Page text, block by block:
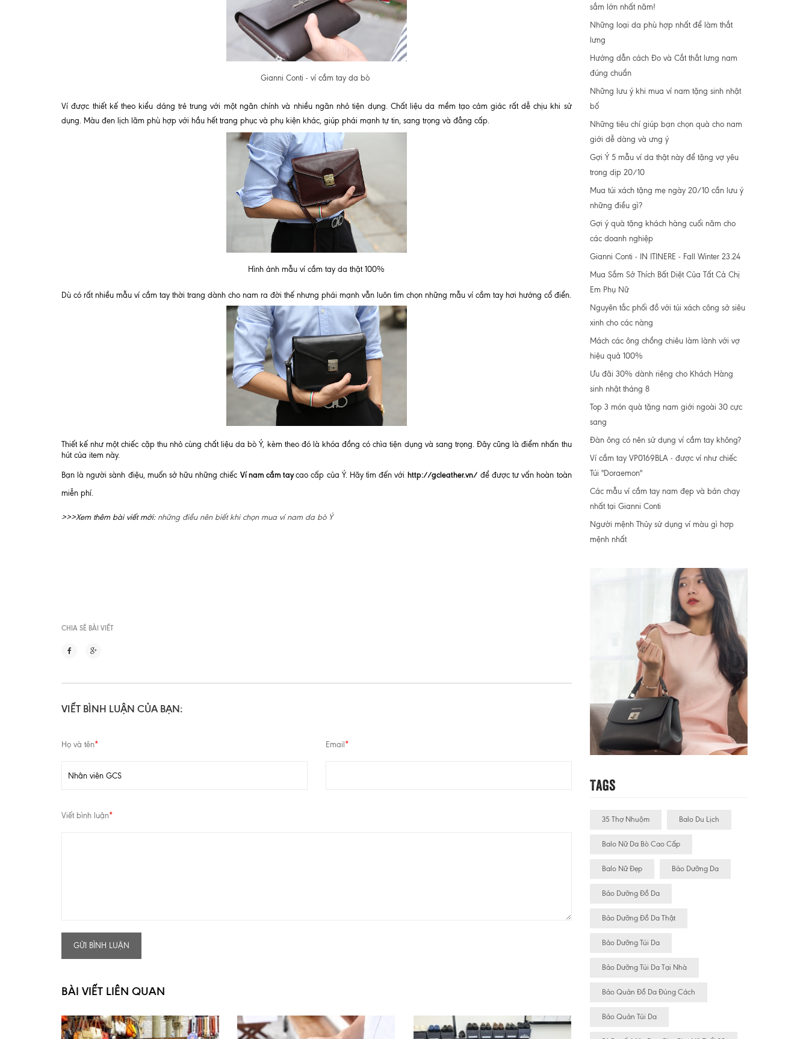
Gianni Conti - ví cầm tay da bò
Ví được thiết kế theo kiểu dáng trẻ trung với một ngăn chính và nhiều ngăn nhỏ tiện dụng. Chất liệu da mềm tạo cảm giác rất dễ chịu khi sử
dụng. Màu đen lịch lãm phù hợp với hầu hết trang phục và phụ kiện khác, giúp phái mạnh tự tin, sang trọng và đẳng cấp.
Hình ảnh mẫu ví cầm tay da thật 100%
Dù có rất nhiều mẫu ví cầm tay thời trang dành cho nam ra đời thế nhưng phái mạnh vẫn luôn tìm chọn những mẫu ví cầm tay hơi hướng cổ điển.
Thiết kế như một chiếc cặp thu nhỏ cùng chất liệu da bò Ý, kèm theo đó là khóa đồng có chìa tiện dụng và sang trọng. Đây cũng là điểm nhấn thu
hút của item này.
Bạn là người sành điệu, muốn sở hữu những chiếc Ví nam cầm taycao cấp của Ý. Hãy tìm đến với http://gcleather.vn/ để được tư vấn hoàn toàn
miễn phí.
>>>Xem thêm bài viết mới: những điều nên biết khi chọn mua ví nam da bò Ý
CHIA SẼ BÀI VIẾT
VIẾT BÌNH LUẬN CỦA BẠN:
Họ và tên* Email *
Viết bình luận*
GỬI BÌNH LUẬN
BÀI VIẾT LIÊN QUAN
sắm lớn nhất năm!
Những loại da phù hợp nhất để làm thắt
lưng
Hướng dẫn cách Đo và Cắt thắt lưng nam
đúng chuẩn
Những lưu ý khi mua ví nam tặng sinh nhật
bố
Những tiêu chí giúp bạn chọn quà cho nam
giới dễ dàng và ưng ý
Gợi Ý 5 mẫu ví da thật này để tặng vợ yêu
trong dịp 20/10
Mua túi xách tặng mẹ ngày 20/10 cần lưu ý
những điều gì?
Gợi ý quà tặng khách hàng cuối năm cho
các doanh nghiệp
Gianni Conti - IN ITINERE - Fall Winter 23.24
Mua Sắm Sở Thích Bất Diệt Của Tất Cả Chị
Em Phụ Nữ
Nguyên tắc phối đồ với túi xách công sở siêu
xinh cho các nàng
Mách các ông chồng chiêu làm lành với vợ
hiệu quả 100%
Ưu đãi 30% dành riêng cho Khách Hàng
sinh nhật tháng 8
Top 3 món quà tặng nam giới ngoài 30 cực
sang
Đàn ông có nên sử dụng ví cầm tay không?
Ví cầm tay VP0169BLA - được ví như chiếc
Túi "Doraemon"
Các mẫu ví cầm tay nam đẹp và bán chạy
nhất tại Gianni Conti
Người mệnh Thủy sử dụng ví màu gì hợp
mệnh nhất
Tags
35 Thợ Nhuộm Balo Du Lịch
Balo Nữ Da Bò Cao Cấp
Balo Nữ Đẹp Bảo Dưỡng Da
Bảo Dưỡng Đồ Da
Bảo Dưỡng Đồ Da Thật
Bảo Dưỡng Túi Da
Bảo Dưỡng Túi Da Tại Nhà
Bảo Quản Đồ Da Đúng Cách
Bảo Quản Túi Da